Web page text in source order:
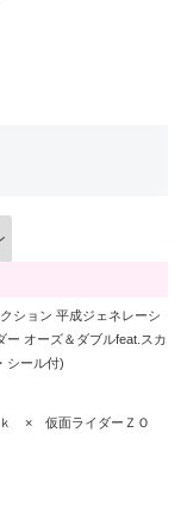
ション 平成ジェネレーシ
ー オーズ＆ダブルfeat.スカ
シール付)
ｋ × 仮面ライダーＺＯ